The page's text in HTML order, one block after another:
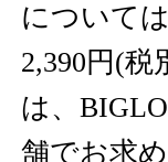
について
2,390円(
は、
舗でお求